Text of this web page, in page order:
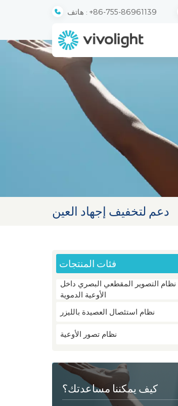
هاتف : +86-755-86961139
دعم لتخفيف إجهاد العين
فئات المنتجات
نظام التصوير المقطعي البصري داخل
الأوعية الدموية
نظام استئصال العصيدة بالليزر
نظام تصور الأوعية
كيف يمكننا مساعدتك؟